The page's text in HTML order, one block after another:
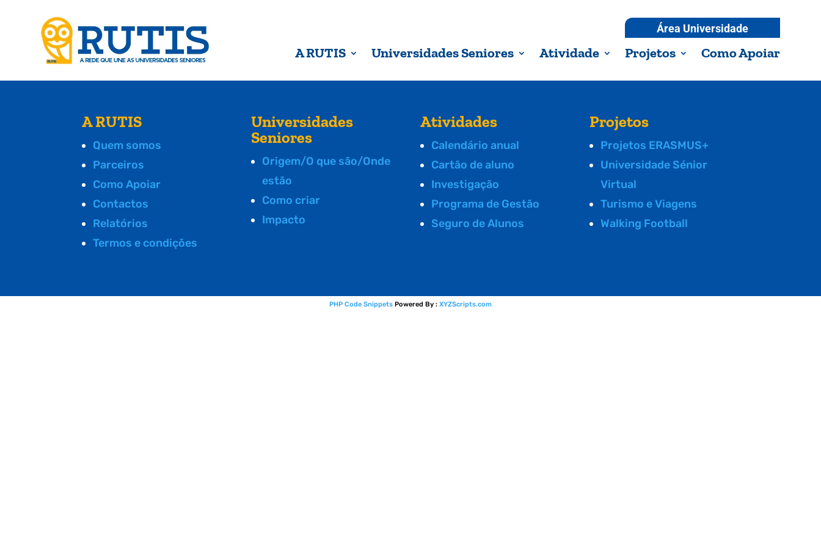
Área Universidade
A RUTIS Universidades Seniores Atividade Projetos Como Apoiar
A RUTIS
Quem somos
Parceiros
Como Apoiar
Contactos
Relatórios
Termos e condições
Universidades
Seniores
Origem/O que são/Onde
estão
Como criar
Impacto
Atividades
Calendário anual
Cartão de aluno
Investigação
Programa de Gestão
Seguro de Alunos
Projetos
Projetos ERASMUS+
Universidade Sénior
Virtual
Turismo e Viagens
Walking Football
PHP Code Snippets Powered By : XYZScripts.com